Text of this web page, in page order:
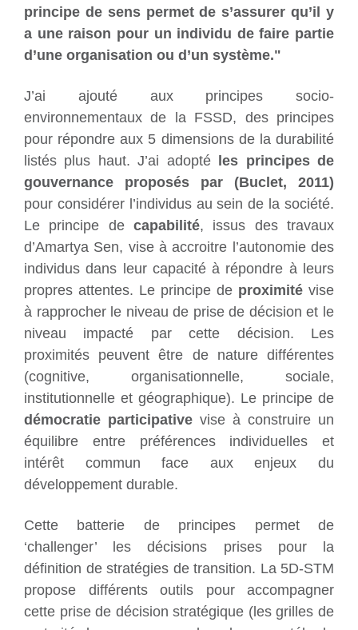
principe de sens permet de s’assurer qu’il y
a une raison pour un individu de faire partie
d’une organisation ou d’un système."
J’ai ajouté aux principes socio-
environnementaux de la FSSD, des principes
pour répondre aux 5 dimensions de la durabilité
listés plus haut. J’ai adopté
les principes de
gouvernance proposés par (Buclet, 2011)
pour considérer l’individus au sein de la société.
Le principe de capabilité, issus des travaux
d’Amartya Sen, vise à accroitre l’autonomie des
individus dans leur capacité à répondre à leurs
propres attentes. Le principe de proximité vise
à rapprocher le niveau de prise de décision et le
niveau impacté par cette décision. Les
proximités peuvent être de nature différentes
(cognitive, organisationnelle, sociale,
institutionnelle et géographique). Le principe de
démocratie participative vise à construire un
équilibre entre préférences individuelles et
intérêt commun face aux enjeux du
développement durable.
Cette batterie de principes permet de
‘challenger’ les décisions prises pour la
définition de stratégies de transition. La 5D-STM
propose différents outils pour accompagner
cette prise de décision stratégique (les grilles de